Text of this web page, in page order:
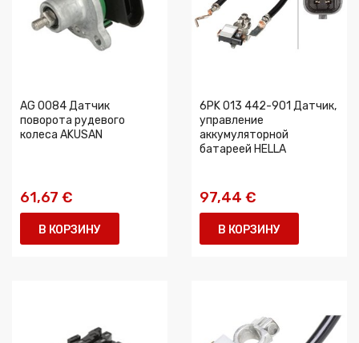
AG 0084 Датчик
поворота рудевого
колеса AKUSAN
61,67 €
В КОРЗИНУ
6PK 013 442-901 Датчик,
управление
аккумуляторной
батареей HELLA
97,44 €
В КОРЗИНУ